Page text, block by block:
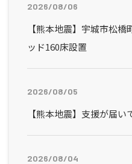
2026/08/06
【熊本地震】宇城市松
ッド160床設置
2026/08/05
【熊本地震】支援が届
2026/08/04